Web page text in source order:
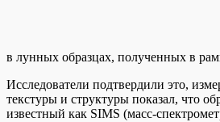
в лунных образцах, полученных в
Исследователи подтвердили это,
текстуры и структуры показал, что
известный как SIMS (масс-